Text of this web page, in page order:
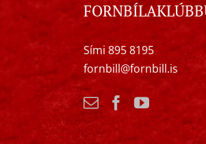
Sími 895 8195
fornbill@fornbill.is